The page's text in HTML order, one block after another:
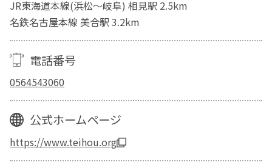
JR東海道本線(浜松～岐阜) 相見駅 2.5km
名鉄名古屋本線 美合駅 3.2km
電話番号
0564543060
公式ホームページ
https://www.teihou.org